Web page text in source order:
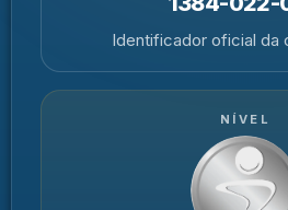
Identificador oficial da
NÍVEL